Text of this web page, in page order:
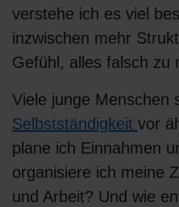
verstehe ich es viel
inzwischen mehr
Gefühl, alles falsch zu
Viele junge Menschen
Selbstständigkeit vor
plane ich Einnahmen
organisiere ich meine
und Arbeit? Und wie